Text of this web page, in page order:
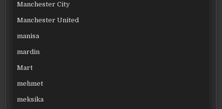
Manchester City
Manchester United
manisa
mardin
Mart
mehmet
meksika